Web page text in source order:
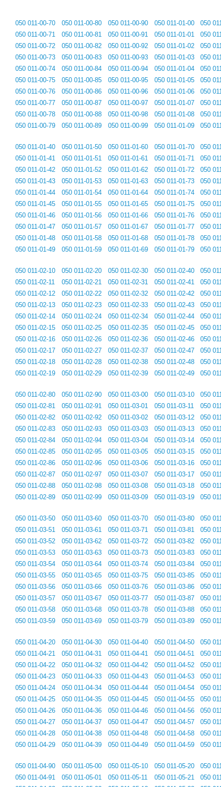
050 011-00-70
050 011-00-71
050 011-00-72
050 011-00-73
050 011-00-74
050 011-00-75
050 011-00-76
050 011-00-77
050 011-00-78
050 011-00-79
050 011-00-80
050 011-00-81
050 011-00-82
050 011-00-83
050 011-00-84
050 011-00-85
050 011-00-86
050 011-00-87
050 011-00-88
050 011-00-89
050 011-00-90
050 011-00-91
050 011-00-92
050 011-00-93
050 011-00-94
050 011-00-95
050 011-00-96
050 011-00-97
050 011-00-98
050 011-00-99
050 011-01-00
050 011-01-01
050 011-01-02
050 011-01-03
050 011-01-04
050 011-01-05
050 011-01-06
050 011-01-07
050 011-01-08
050 011-01-09
050
050
050
050
050
050
050
050
050
050
050 011-01-40
050 011-01-41
050 011-01-42
050 011-01-43
050 011-01-44
050 011-01-45
050 011-01-46
050 011-01-47
050 011-01-48
050 011-01-49
050 011-01-50
050 011-01-51
050 011-01-52
050 011-01-53
050 011-01-54
050 011-01-55
050 011-01-56
050 011-01-57
050 011-01-58
050 011-01-59
050 011-01-60
050 011-01-61
050 011-01-62
050 011-01-63
050 011-01-64
050 011-01-65
050 011-01-66
050 011-01-67
050 011-01-68
050 011-01-69
050 011-01-70
050 011-01-71
050 011-01-72
050 011-01-73
050 011-01-74
050 011-01-75
050 011-01-76
050 011-01-77
050 011-01-78
050 011-01-79
050
050
050
050
050
050
050
050
050
050
050 011-02-10
050 011-02-11
050 011-02-12
050 011-02-13
050 011-02-14
050 011-02-15
050 011-02-16
050 011-02-17
050 011-02-18
050 011-02-19
050 011-02-20
050 011-02-21
050 011-02-22
050 011-02-23
050 011-02-24
050 011-02-25
050 011-02-26
050 011-02-27
050 011-02-28
050 011-02-29
050 011-02-30
050 011-02-31
050 011-02-32
050 011-02-33
050 011-02-34
050 011-02-35
050 011-02-36
050 011-02-37
050 011-02-38
050 011-02-39
050 011-02-40
050 011-02-41
050 011-02-42
050 011-02-43
050 011-02-44
050 011-02-45
050 011-02-46
050 011-02-47
050 011-02-48
050 011-02-49
050
050
050
050
050
050
050
050
050
050
050 011-02-80
050 011-02-81
050 011-02-82
050 011-02-83
050 011-02-84
050 011-02-85
050 011-02-86
050 011-02-87
050 011-02-88
050 011-02-89
050 011-02-90
050 011-02-91
050 011-02-92
050 011-02-93
050 011-02-94
050 011-02-95
050 011-02-96
050 011-02-97
050 011-02-98
050 011-02-99
050 011-03-00
050 011-03-01
050 011-03-02
050 011-03-03
050 011-03-04
050 011-03-05
050 011-03-06
050 011-03-07
050 011-03-08
050 011-03-09
050 011-03-10
050 011-03-11
050 011-03-12
050 011-03-13
050 011-03-14
050 011-03-15
050 011-03-16
050 011-03-17
050 011-03-18
050 011-03-19
050
050
050
050
050
050
050
050
050
050
050 011-03-50
050 011-03-51
050 011-03-52
050 011-03-53
050 011-03-54
050 011-03-55
050 011-03-56
050 011-03-57
050 011-03-58
050 011-03-59
050 011-03-60
050 011-03-61
050 011-03-62
050 011-03-63
050 011-03-64
050 011-03-65
050 011-03-66
050 011-03-67
050 011-03-68
050 011-03-69
050 011-03-70
050 011-03-71
050 011-03-72
050 011-03-73
050 011-03-74
050 011-03-75
050 011-03-76
050 011-03-77
050 011-03-78
050 011-03-79
050 011-03-80
050 011-03-81
050 011-03-82
050 011-03-83
050 011-03-84
050 011-03-85
050 011-03-86
050 011-03-87
050 011-03-88
050 011-03-89
050
050
050
050
050
050
050
050
050
050
050 011-04-20
050 011-04-21
050 011-04-22
050 011-04-23
050 011-04-24
050 011-04-25
050 011-04-26
050 011-04-27
050 011-04-28
050 011-04-29
050 011-04-30
050 011-04-31
050 011-04-32
050 011-04-33
050 011-04-34
050 011-04-35
050 011-04-36
050 011-04-37
050 011-04-38
050 011-04-39
050 011-04-40
050 011-04-41
050 011-04-42
050 011-04-43
050 011-04-44
050 011-04-45
050 011-04-46
050 011-04-47
050 011-04-48
050 011-04-49
050 011-04-50
050 011-04-51
050 011-04-52
050 011-04-53
050 011-04-54
050 011-04-55
050 011-04-56
050 011-04-57
050 011-04-58
050 011-04-59
050
050
050
050
050
050
050
050
050
050
050 011-04-90
050 011-04-91
050 011-05-00
050 011-05-01
050 011-05-10
050 011-05-11
050 011-05-20
050 011-05-21
050
050